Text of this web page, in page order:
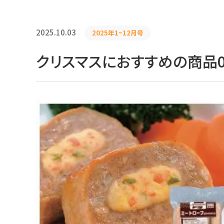
2025.10.03 2025年1~12月号
クリスマスにおすすめの商品